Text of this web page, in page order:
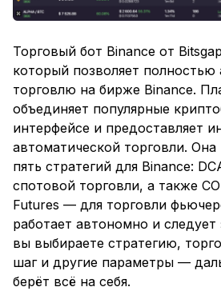
Торговый бот Binance от
который позволяет полностью
торговлю на бирже Binance.
объединяет популярные
интерфейсе и предоставляет
автоматической торговли.
пять стратегий для Binance:
спотовой торговли, а также
Futures — для торговли
работает автономно и следует
вы выбираете стратегию,
шаг и другие параметры —
берёт всё на себя.